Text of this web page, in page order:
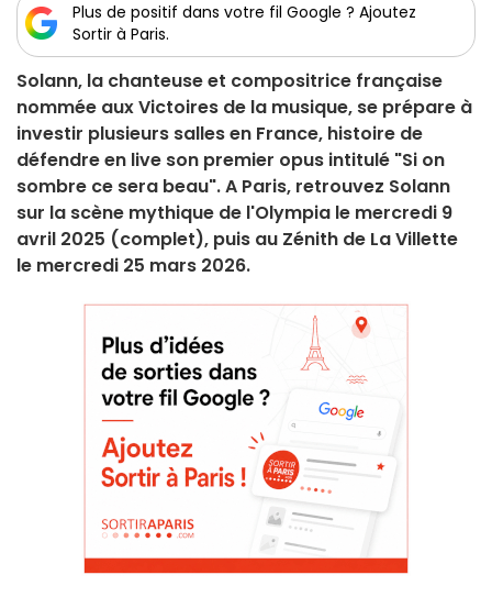
Plus de positif dans votre fil Google ? Ajoutez
Sortir à Paris.
Solann, la chanteuse et compositrice française
nommée aux Victoires de la musique, se prépare à
investir plusieurs salles en France, histoire de
défendre en live son premier opus intitulé "Si on
sombre ce sera beau". A Paris, retrouvez Solann
sur la scène mythique de l'Olympia le mercredi 9
avril 2025 (complet), puis au Zénith de La Villette
le mercredi 25 mars 2026.